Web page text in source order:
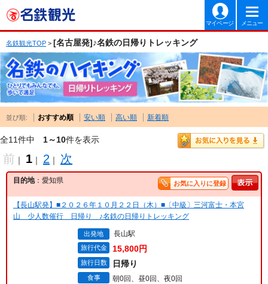
マイページ メニュー
名鉄観光TOP > [名古屋発]♪名鉄の日帰りトレッキング
並び順: おすすめ順 安い順 高い順 新着順
全11件中 1～10件を表示
前 ｜ 1 ｜ 2 ｜ 次
目的地：愛知県 お気に入りに登録
【長山駅発】■２０２６年１０月２２日（木）■〔中級〕三河富士・本宮
山 少人数催行 日帰り ♪名鉄の日帰りトレッキング
出発地 長山駅
旅行代金 15,800円
旅行日数 日帰り
食事 朝0回、昼0回、夜0回